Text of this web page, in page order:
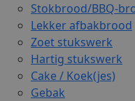
Stokbrood/BBQ-
Lekker afbakbrood
Zoet stukswerk
Hartig stukswerk
Cake / Koek(jes)
Gebak